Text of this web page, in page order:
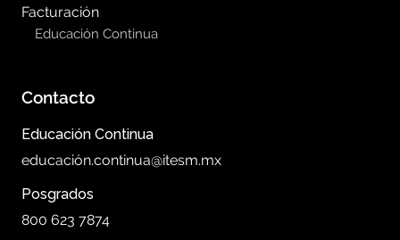
Facturación
Educación Continua
Contacto
Educación Continua
educación.continua@itesm.mx
Posgrados
800 623 7874